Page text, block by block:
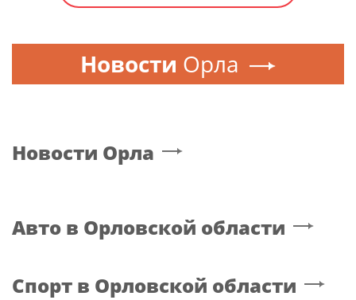
Новости Орла
Новости Орла
Авто в Орловской области
Спорт в Орловской области